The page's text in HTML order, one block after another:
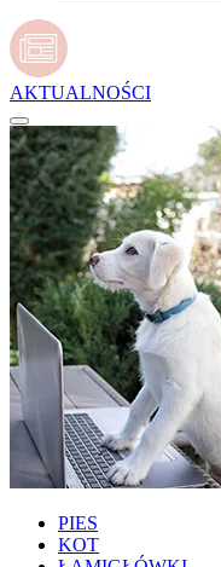
AKTUALNOŚCI
PIES
KOT